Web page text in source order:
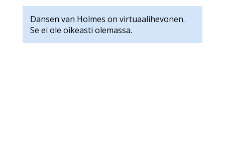
Dansen van Holmes on virtuaalihevonen.
Se ei ole oikeasti olemassa.